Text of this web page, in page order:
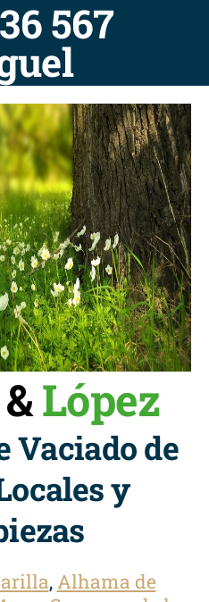
567
&López
Vaciado de
y
,Alhama de